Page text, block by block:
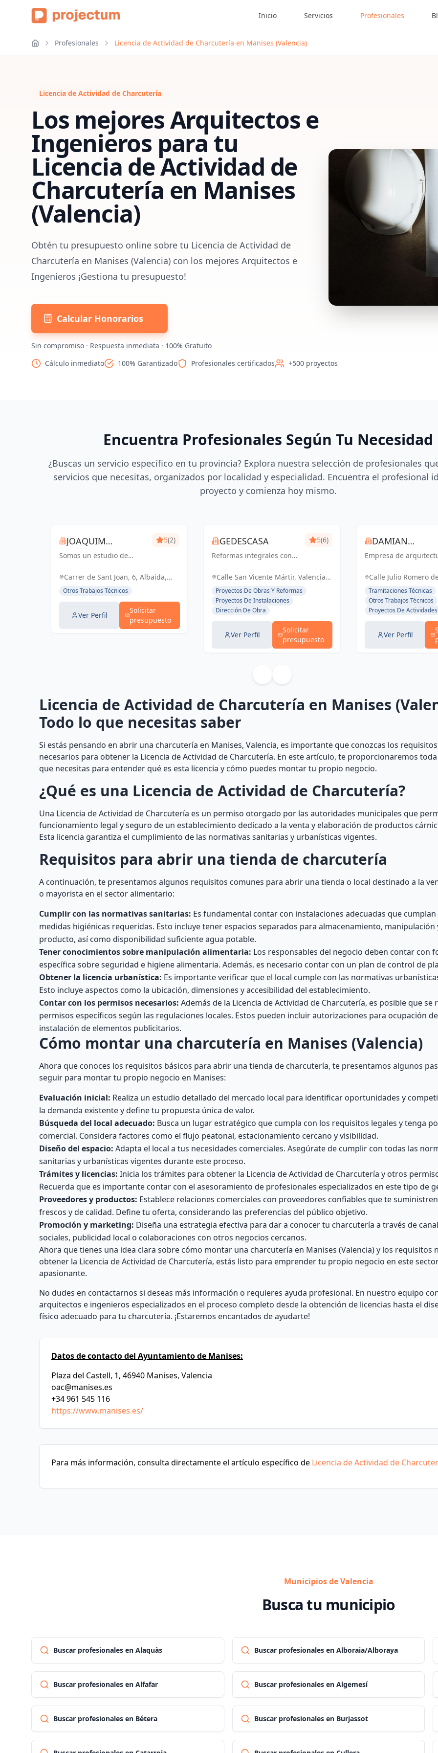
Inicio Servicios Profesionales
Profesionales Licencia de Actividad de Charcutería en Manises (Valencia)
Licencia de Actividad de Charcutería
Los mejores Arquitectos e
Ingenieros para tu
Licencia de Actividad de
Charcutería en Manises
(Valencia)
Obtén tu presupuesto online sobre tu Licencia de Actividad de
Charcutería en Manises (Valencia) con los mejores Arquitectos e
Ingenieros ¡Gestiona tu presupuesto!
Calcular Honorarios
Sin compromiso · Respuesta inmediata · 100% Gratuito
Cálculo inmediato
100% Garantizado Profesionales certificados +500 proyectos
Encuentra Profesionales Según Tu Necesidad
¿Buscas un servicio específico en tu provincia? Explora nuestra selección de profesionales
servicios que necesitas, organizados por localidad y especialidad. Encuentra el profesional
proyecto y comienza hoy mismo.
JOAQUIM
MUNTADA
Somos un estudio de
pluridisciplinar, realizamos
ejecución, licencias de
actividades y también para
el sector industrial, diseño
5(2)
Carrer de Sant Joan, 6, Albaida,
España, España
Otros Trabajos Técnicos
Ver Perfil
Solicitar
presupuesto
GEDESCASA
Reformas integrales con
cerrado.
5(6)
Calle San Vicente Mártir, Valencia,
España, España
Proyectos De Obras Y Reformas
Proyectos De Instalaciones
Dirección De Obra
Ver Perfil
Solicitar
presupuesto
DAMIAN
ROCAMORA
Empresa de
Calle Julio Romero
Torrent, España,
Tramitaciones Técnicas
Otros Trabajos Técnicos
Proyectos De Actividades
Ver Perfil
Licencia de Actividad de Charcutería en Manises
Todo lo que necesitas saber
Si estás pensando en abrir una charcutería en Manises, Valencia, es importante que conozcas los
necesarios para obtener la Licencia de Actividad de Charcutería. En este artículo, te proporcionaremos
que necesitas para entender qué es esta licencia y cómo puedes montar tu propio negocio.
¿Qué es una Licencia de Actividad de Charcutería?
Una Licencia de Actividad de Charcutería es un permiso otorgado por las autoridades municipales que
funcionamiento legal y seguro de un establecimiento dedicado a la venta y elaboración de productos
Esta licencia garantiza el cumplimiento de las normativas sanitarias y urbanísticas vigentes.
Requisitos para abrir una tienda de charcutería
A continuación, te presentamos algunos requisitos comunes para abrir una tienda o local destinado a la
o mayorista en el sector alimentario:
Cumplir con las normativas sanitarias: Es fundamental contar con instalaciones adecuadas que
medidas higiénicas requeridas. Esto incluye tener espacios separados para almacenamiento, manipulación
producto, así como disponibilidad suficiente agua potable.
Tener conocimientos sobre manipulación alimentaria: Los responsables del negocio deben contar con
específica sobre seguridad e higiene alimentaria. Además, es necesario contar con un plan de control de
Obtener la licencia urbanística: Es importante verificar que el local cumple con las normativas
Esto incluye aspectos como la ubicación, dimensiones y accesibilidad del establecimiento.
Contar con los permisos necesarios: Además de la Licencia de Actividad de Charcutería, es posible que
permisos específicos según las regulaciones locales. Estos pueden incluir autorizaciones para ocupación
instalación de elementos publicitarios.
Cómo montar una charcutería en Manises (Valencia)
Ahora que conoces los requisitos básicos para abrir una tienda de charcutería, te presentamos algunos
seguir para montar tu propio negocio en Manises:
Evaluación inicial: Realiza un estudio detallado del mercado local para identificar oportunidades y
la demanda existente y define tu propuesta única de valor.
Búsqueda del local adecuado: Busca un lugar estratégico que cumpla con los requisitos legales y tenga
comercial. Considera factores como el flujo peatonal, estacionamiento cercano y visibilidad.
Diseño del espacio: Adapta el local a tus necesidades comerciales. Asegúrate de cumplir con todas las
sanitarias y urbanísticas vigentes durante este proceso.
Trámites y licencias: Inicia los trámites para obtener la Licencia de Actividad de Charcutería y otros
Recuerda que es importante contar con el asesoramiento de profesionales especializados en este tipo de
Proveedores y productos: Establece relaciones comerciales con proveedores confiables que te
frescos y de calidad. Define tu oferta, considerando las preferencias del público objetivo.
Promoción y marketing: Diseña una estrategia efectiva para dar a conocer tu charcutería a través de
sociales, publicidad local o colaboraciones con otros negocios cercanos.
Ahora que tienes una idea clara sobre cómo montar una charcutería en Manises (Valencia) y los requisitos
obtener la Licencia de Actividad de Charcutería, estás listo para emprender tu propio negocio en este
apasionante.
No dudes en contactarnos si deseas más información o requieres ayuda profesional. En nuestro equipo
arquitectos e ingenieros especializados en el proceso completo desde la obtención de licencias hasta el
físico adecuado para tu charcutería. ¡Estaremos encantados de ayudarte!
Datos de contacto del Ayuntamiento de Manises:
Plaza del Castell, 1, 46940 Manises, Valencia
oac@manises.es
+34 961 545 116
https://www.manises.es/
Para más información, consulta directamente el artículo específico de Licencia de Actividad de
Municipios de Valencia
Busca tu municipio
Buscar profesionales en Alaquàs Buscar profesionales en Alboraia/Alboraya
Buscar profesionales en Alfafar Buscar profesionales en Algemesí
Buscar profesionales en Bétera Buscar profesionales en Burjassot